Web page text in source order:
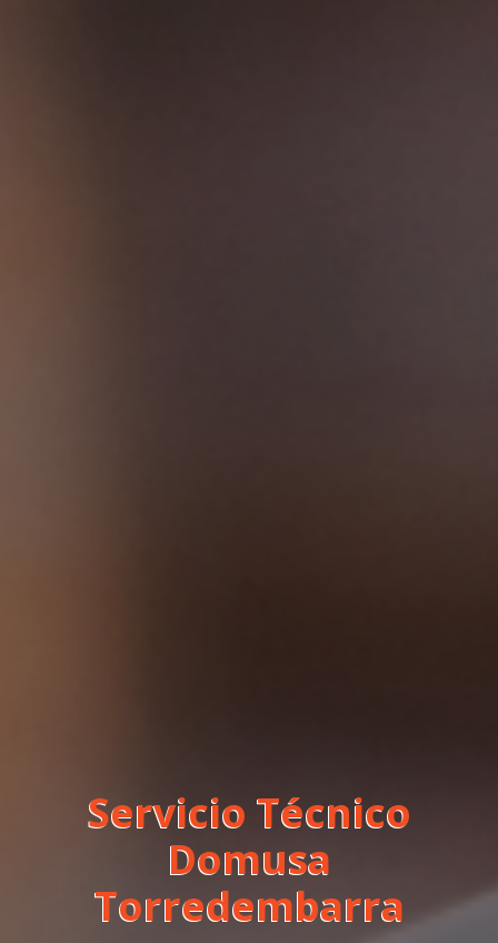
Servicio Técnico
Domusa
Torredembarra